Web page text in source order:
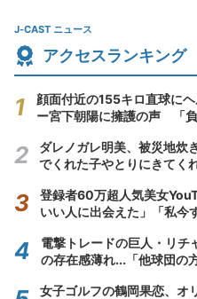
J-CAST ニュース
アクセスランキング
顔面付近の155キロ直球に
ー宮下朝陽に擁護の声 「
ダレノガレ明美、被災地炊
でくれた子やとりにきてく
登録者60万超人気美女
いい人に出会えた」「私今
電撃トレードの巨人・リチ
の存在感薄れ...「他球団の
女子ゴルフの鶴岡果恋、オ